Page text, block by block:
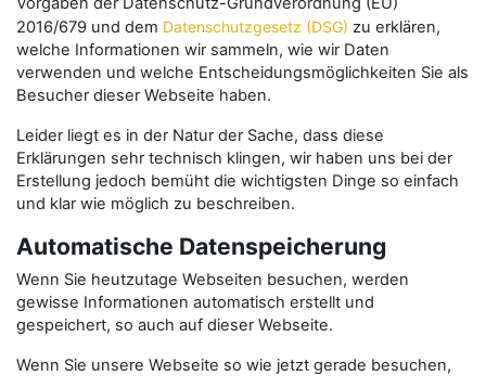
2016/679 und dem Datenschutzgesetz (DSG) zu erklären,
welche Informationen wir sammeln, wie wir Daten
verwenden und welche Entscheidungsmöglichkeiten Sie als
Besucher dieser Webseite haben.
Leider liegt es in der Natur der Sache, dass diese
Erklärungen sehr technisch klingen, wir haben uns bei der
Erstellung jedoch bemüht die wichtigsten Dinge so einfach
und klar wie möglich zu beschreiben.
Automatische Datenspeicherung
Wenn Sie heutzutage Webseiten besuchen, werden
gewisse Informationen automatisch erstellt und
gespeichert, so auch auf dieser Webseite.
Wenn Sie unsere Webseite so wie jetzt gerade besuchen,